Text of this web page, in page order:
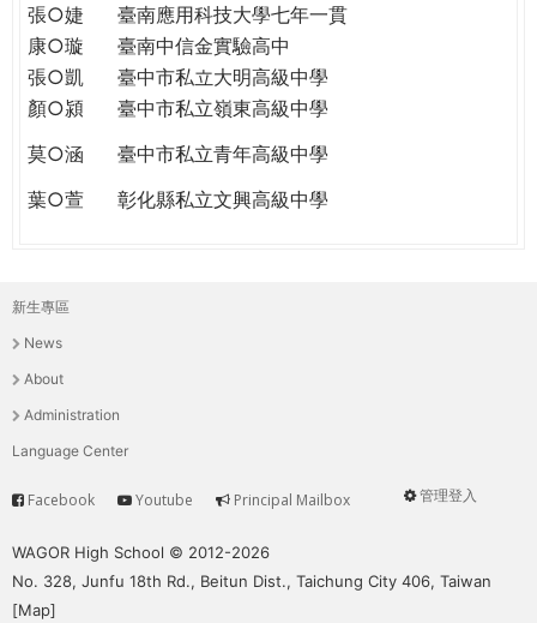
張○婕
臺南應用科技大學七年一貫
康○璇
臺南中信金實驗高中
張○凱
臺中市私立大明高級中學
顏○潁
臺中市私立嶺東高級中學
莫○涵
臺中市私立青年高級中學
葉○萱
彰化縣私立文興高級中學
主
選
單
新生專區
News
About
Administration
Language Center
User
管理登入
Service
Facebook Youtube Principal Mailbox
WAGOR High School © 2012-2026
No. 328, Junfu 18th Rd., Beitun Dist., Taichung City 406, Taiwan
[Map]